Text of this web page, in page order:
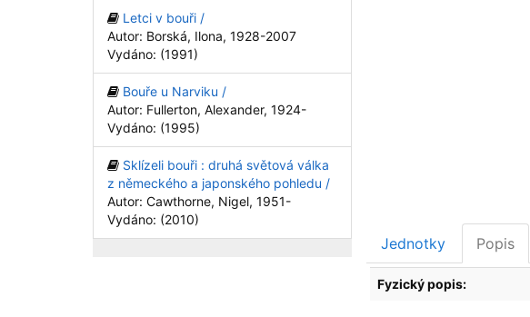
Jednotky Popis
Fyzický popis:
Letci v bouři /
Autor: Borská, Ilona, 1928-2007
Vydáno: (1991)
Bouře u Narviku /
Autor: Fullerton, Alexander, 1924-
Vydáno: (1995)
Sklízeli bouři : druhá světová válka
z německého a japonského pohledu /
Autor: Cawthorne, Nigel, 1951-
Vydáno: (2010)